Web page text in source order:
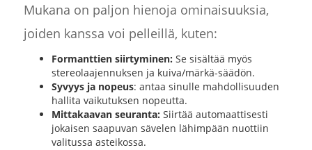
Mukana on paljon hienoja ominaisuuksia,
joiden kanssa voi pelleillä, kuten:
Formanttien siirtyminen: Se sisältää myös
stereolaajennuksen ja kuiva/märkä-säädön.
Syvyys ja nopeus: antaa sinulle mahdollisuuden
hallita vaikutuksen nopeutta.
Mittakaavan seuranta: Siirtää automaattisesti
jokaisen saapuvan sävelen lähimpään nuottiin
valitussa asteikossa.